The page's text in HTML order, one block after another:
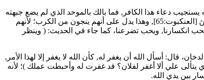
يستجيب دعاء هذا الكافر, فما بالك بالموحد الذي لم يضع جبهته
[العنكبوت:65], وهذا يدل على أنهم ينجون من الكرب؛ لأنهم
انكسارنا, ويحب تضرعنا، كما جاء في الحديث: ( وينظر
قال: أسأل الله أن يغفر له, كأن الله لا يغفر إلا لهذا الأمر,
يتألى علي ألا أغفر لفلان؟ قد غفرت له وأحبطت عملك )؛ لأنه